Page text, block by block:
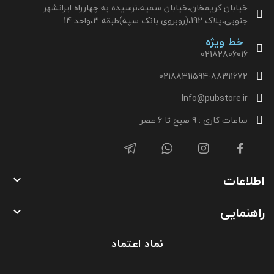
خیابان کریمخان،خیابان سمیه،نرسیده به چهارراه ایرانشهر
جنوبی،پلاک 192،(روبروی بانک سپه)طبقه 3،واحد 14
خط ویژه
02182806016
02188311594-88311672
Info@pubstore.ir
ساعات کاری : 9 صبح تا 6 عصر
اطلاعات 
راهنمایی 
نماد اعتماد